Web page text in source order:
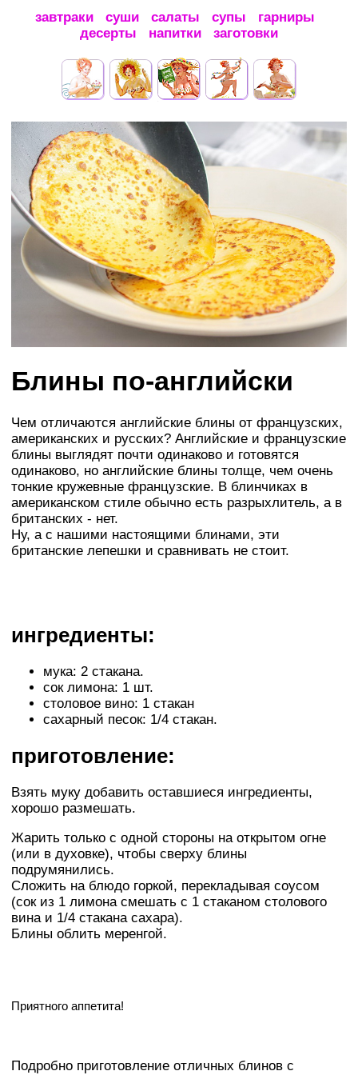
завтраки суши салаты супы
гарниры
десерты
напитки заготовки
Блины по-английски
Чем отличаются английские блины от французских,
американских и русских? Английские и французские
блины выглядят почти одинаково и готовятся
одинаково, но английские блины толще, чем очень
тонкие кружевные французские. В блинчиках в
американском стиле обычно есть разрыхлитель, а в
британских - нет.
Ну, а с нашими настоящими блинами, эти
британские лепешки и сравнивать не стоит.
ингредиенты:
мука: 2 стакана.
сок лимона: 1 шт.
столовое вино: 1 стакан
сахарный песок: 1/4 стакан.
приготовление:
Взять муку добавить оставшиеся ингредиенты,
хорошо размешать.
Жарить только с одной стороны на открытом огне
(или в духовке), чтобы сверху блины
подрумянились.
Сложить на блюдо горкой, перекладывая соусом
(сок из 1 лимона смешать с 1 стаканом столового
вина и 1/4 стакана сахара).
Блины облить меренгой.
Приятного аппетита!
Подробно приготовление отличных блинов с